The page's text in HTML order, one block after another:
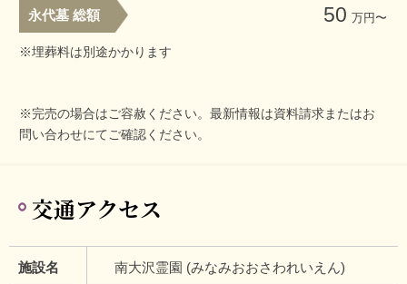
永代墓 総額 50 万円〜
※埋葬料は別途かかります
※完売の場合はご容赦ください。最新情報は資料請求またはお
問い合わせにてご確認ください。
交通アクセス
施設名 南大沢霊園 (みなみおおさわれいえん)